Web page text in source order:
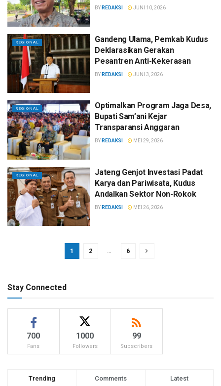
BY REDAKSI JUNI 10, 2026
REGIONAL
Gandeng Ulama, Pemkab Kudus
Deklarasikan Gerakan
Pesantren Anti-Kekerasan
BY REDAKSI JUNI 3, 2026
REGIONAL
Optimalkan Program Jaga Desa,
Bupati Sam’ani Kejar
Transparansi Anggaran
BY REDAKSI MEI 29, 2026
REGIONAL
Jateng Genjot Investasi Padat
Karya dan Pariwisata, Kudus
Andalkan Sektor Non-Rokok
BY REDAKSI MEI 26, 2026
1 2 … 6
Stay Connected
700
Fans
1000
Followers
99
Subscribers
Trending Comments Latest